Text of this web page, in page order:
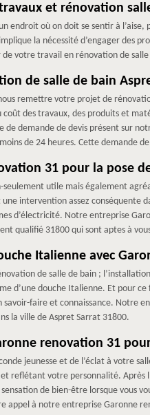
travaux et rénovation
endroit où on doit se sentir à
la nécessité d’engager des
de votre travail en rénovation de
de salle de bain
remettre votre projet de
coût des travaux, des produits et
de demande de devis présent sur
de 24 heures. Cette demande
31 pour la pose
seulement utile mais également
intervention assez conséquente
d’électricité. Notre entreprise
qualifié 31800 qui sont aptes à
Italienne avec
de salle de bain ;
d’une douche Italienne. Et pour
faire et connaissance. Notre
la ville de Aspret Sarrat 31800.
renovation 31
jeunesse et de l’éclat à votre
reflétant votre personnalité. Après
de bien-être lorsque vous
appel à notre entreprise Garonne